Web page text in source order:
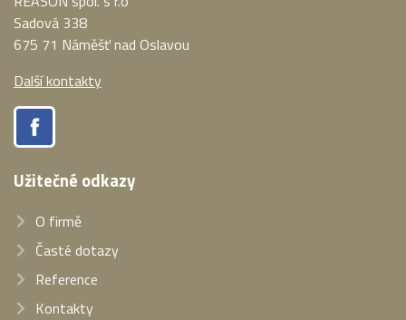
Sadová 338
675 71 Náměšť nad Oslavou
Další kontakty
Užitečné odkazy
O firmě
Časté dotazy
Reference
Kontakty